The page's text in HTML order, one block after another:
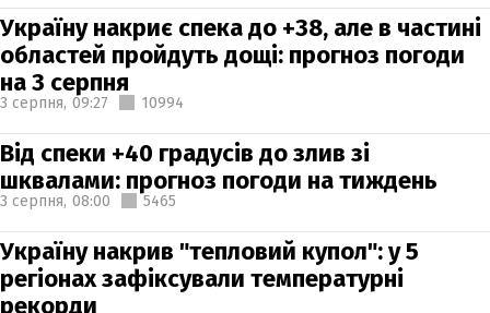
Україну накриє спека до +38, але в частині
областей пройдуть дощі: прогноз погоди
на 3 серпня
3 серпня, 09:27 10994
Від спеки +40 градусів до злив зі
шквалами: прогноз погоди на тиждень
3 серпня, 08:00 5465
Україну накрив "тепловий купол": у 5
регіонах зафіксували температурні
рекорди